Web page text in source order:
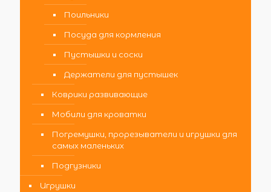
Поильники
Посуда для кормления
Пустышки и соски
Держатели для пустышек
Коврики развивающие
Мобили для кроватки
Погремушки, прорезыватели и игрушки для
самых маленьких
Подгузники
Игрушки